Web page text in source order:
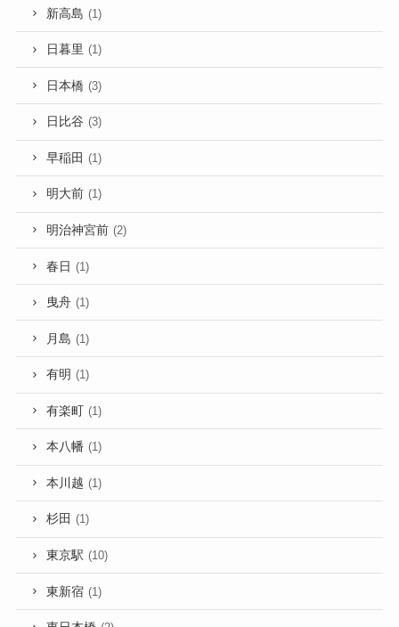
新高島 (1)
日暮里 (1)
日本橋 (3)
日比谷 (3)
早稲田 (1)
明大前 (1)
明治神宮前 (2)
春日 (1)
曳舟 (1)
月島 (1)
有明 (1)
有楽町 (1)
本八幡 (1)
本川越 (1)
杉田 (1)
東京駅 (10)
東新宿 (1)